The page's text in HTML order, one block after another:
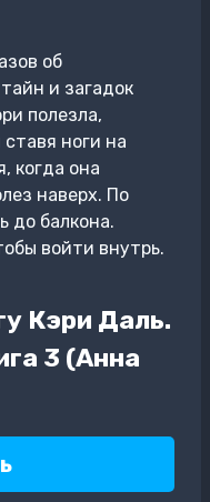
об
и загадок
полезла,
ноги на
когда она
наверх. По
до балкона.
войти внутрь.
Кэри Даль.
3 (Анна